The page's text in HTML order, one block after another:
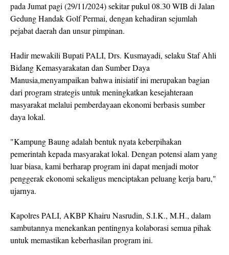
pada Jumat pagi (29/11/2024) sekitar pukul 08.30 WIB di Jalan
Gedung Handak Golf Permai, dengan kehadiran sejumlah
pejabat daerah dan unsur pimpinan.
Hadir mewakili Bupati PALI, Drs. Kusmayadi, selaku Staf Ahli
Bidang Kemasyarakatan dan Sumber Daya
Manusia,menyampaikan bahwa inisiatif ini merupakan bagian
dari program strategis untuk meningkatkan kesejahteraan
masyarakat melalui pemberdayaan ekonomi berbasis sumber
daya lokal.
"Kampung Baung adalah bentuk nyata keberpihakan
pemerintah kepada masyarakat lokal. Dengan potensi alam yang
luar biasa, kami berharap program ini dapat menjadi motor
penggerak ekonomi sekaligus menciptakan peluang kerja baru,"
ujarnya.
Kapolres PALI, AKBP Khairu Nasrudin, S.I.K., M.H., dalam
sambutannya menekankan pentingnya kolaborasi semua pihak
untuk memastikan keberhasilan program ini.